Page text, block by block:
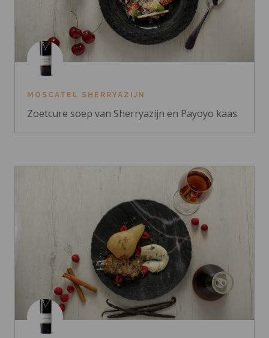
MOSCATEL SHERRYAZIJN
Zoetcure soep van Sherryazijn en Payoyo kaas